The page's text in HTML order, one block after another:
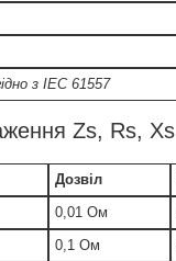
з IEC 61557
Zs, Rs, Xs
Дозвіл
0,01 Ом
0,1 Ом